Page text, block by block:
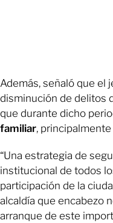
Además, señaló que el
disminución de delitos
que durante dicho
familiar,
“Una estrategia de
institucional de todos
participación de la
alcaldía que encabezo
arranque de este